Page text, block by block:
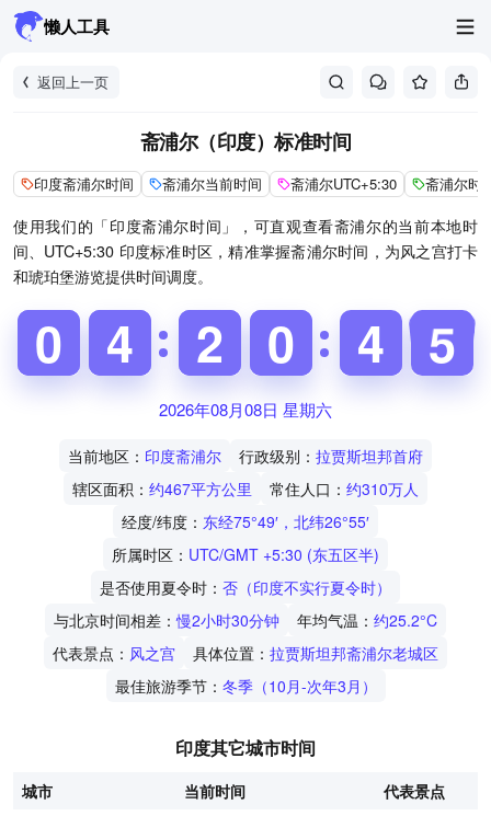
懒人工具
返回上一页
斋浦尔（印度）标准时间
印度斋浦尔时间 斋浦尔当前时间 斋浦尔UTC+5:30 斋浦尔时
使用我们的「印度斋浦尔时间」，可直观查看斋浦尔的当前本地时
间、UTC+5:30 印度标准时区，精准掌握斋浦尔时间，为风之宫打卡
和琥珀堡游览提供时间调度。
9
9
0
0 6
6
4
4 5
5
2
2 9
9
0
0 3
4
4 5
5
6
2026年08月08日 星期六
当前地区： 印度斋浦尔 行政级别： 拉贾斯坦邦首府
辖区面积： 约467平方公里 常住人口： 约310万人
经度/纬度： 东经75°49′，北纬26°55′
所属时区： UTC/GMT +5:30 (东五区半)
是否使用夏令时： 否（印度不实行夏令时）
与北京时间相差：慢2小时30分钟 年均气温： 约25.2°C
代表景点： 风之宫 具体位置： 拉贾斯坦邦斋浦尔老城区
最佳旅游季节： 冬季（10月-次年3月）
印度其它城市时间
城市 当前时间
代表景点